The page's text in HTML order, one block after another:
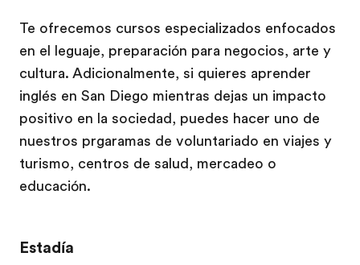
Te ofrecemos cursos especializados enfocados
en el leguaje, preparación para negocios, arte y
cultura. Adicionalmente, si quieres aprender
inglés en San Diego mientras dejas un impacto
positivo en la sociedad, puedes hacer uno de
nuestros prgaramas de voluntariado en viajes y
turismo, centros de salud, mercadeo o
educación.
Estadía